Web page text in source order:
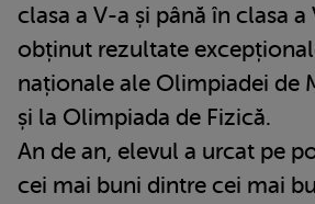
clasa a V-a și până în clasa a
obținut rezultate
naționale ale Olimpiadei de
și la Olimpiada de Fizică.
An de an, elevul a urcat pe
cei mai buni dintre cei mai